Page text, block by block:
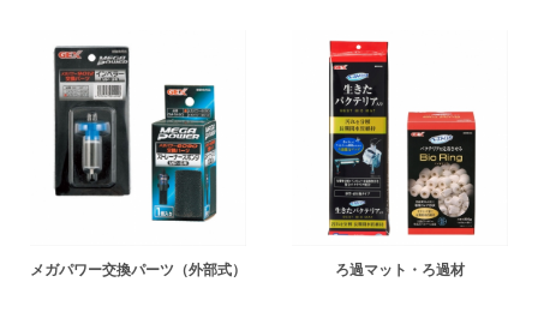
メガパワー交換パーツ（外部式） ろ過マット・ろ過材